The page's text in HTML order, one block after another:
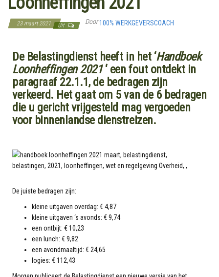
23 maart 2021 Uit Door100% WERKGEVERSCOACH
De Belastingdienst heeft in het ‘Handboek
Loonheffingen 2021‘ een fout ontdekt in
paragraaf 22.1.1, de bedragen zijn
verkeerd. Het gaat om 5 van de 6 bedragen
die u gericht vrijgesteld mag vergoeden
voor binnenlandse dienstreizen.
De juiste bedragen zijn:
kleine uitgaven overdag: € 4,87
kleine uitgaven ‘s avonds: € 9,74
een ontbijt: € 10,23
een lunch: € 9,82
een avondmaaltijd: € 24,65
logies: € 112,43